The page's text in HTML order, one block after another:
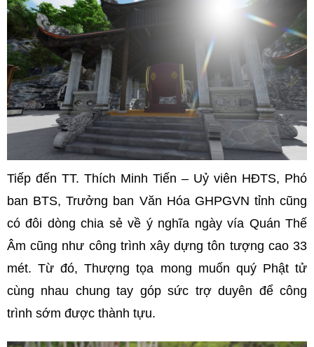
Tiếp đến TT. Thích Minh Tiến – Uỷ viên HĐTS, Phó
ban BTS, Trưởng ban Văn Hóa GHPGVN tỉnh cũng
có đôi dòng chia sẻ về ý nghĩa ngày vía Quán Thế
Âm cũng như công trình xây dựng tôn tượng cao 33
mét. Từ đó, Thượng tọa mong muốn quý Phật tử
cùng nhau chung tay góp sức trợ duyên để công
trình sớm được thành tựu.